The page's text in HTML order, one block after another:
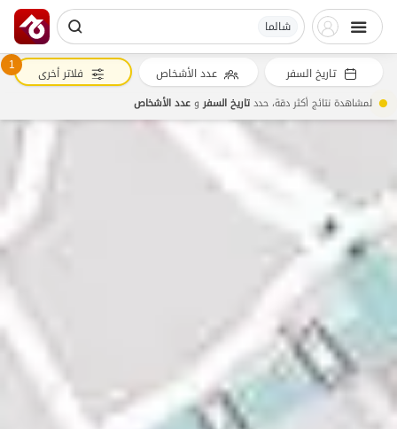
شالما
تاريخ السفر عدد الأشخاص 1 فلاتر أخرى
لمشاهدة نتائج أكثر دقة، حددتاريخ السفروعدد الأشخاص